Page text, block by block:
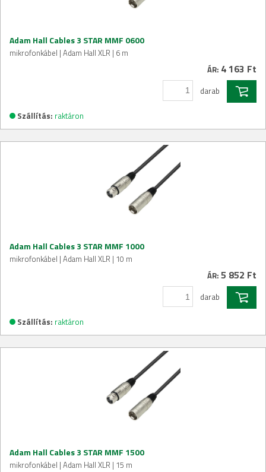
Adam Hall Cables 3 STAR MMF 0600
mikrofonkábel | Adam Hall XLR | 6 m
ÁR: 4 163 Ft
darab
Szállítás: raktáron
Adam Hall Cables 3 STAR MMF 1000
mikrofonkábel | Adam Hall XLR | 10 m
ÁR: 5 852 Ft
darab
Szállítás: raktáron
Adam Hall Cables 3 STAR MMF 1500
mikrofonkábel | Adam Hall XLR | 15 m